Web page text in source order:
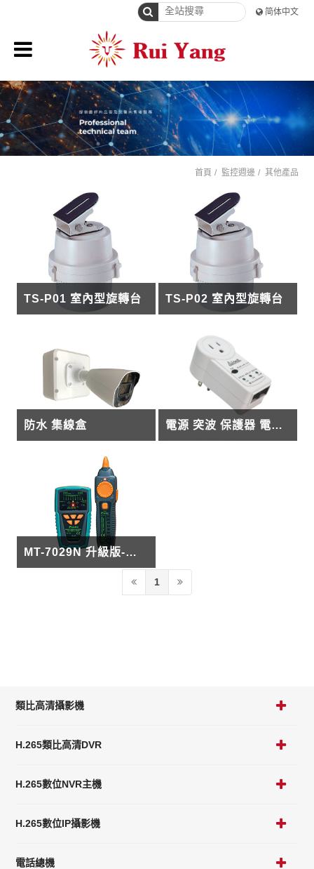
简体中文
類比高清攝影機
H.265類比高清DVR
H.265數位NVR主機
H.265數位IP攝影機
電話總機
首頁 監控週邊 其他產品
TS-P01 室內型旋轉台 TS-P02 室內型旋轉台
防水 集線盒 電源 突波 保護器 電源鎖-15A (美規110V,白)
MT-7029N 升級版-抗干擾型音頻網路PoE查線器
1